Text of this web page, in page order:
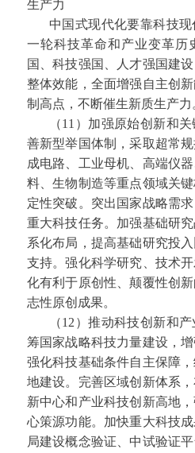
生产力
中国式现代化要靠科技
一轮科技革命和产业变革历
国、科技强国、人才强国建
整体效能，全面增强自主创
制高点，不断催生新质生产力
（11）加强原始创新和
善新型举国体制，采取超常
成电路、工业母机、高端仪
料、生物制造等重点领域关
定性突破。突出国家战略需
重大科技任务。加强基础研
系化布局，提高基础研究投
支持。强化科学研究、技术
化有利于原创性、颠覆性创
志性原创成果。
（12）推动科技创新和
筹国家战略科技力量建设，增
强化科技基础条件自主保障
地建设。完善区域创新体系
新中心和产业科技创新高地
心策源功能。加快重大科技
局建设概念验证、中试验证